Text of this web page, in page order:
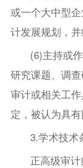
或一个大中型
计发展规划，并
(6)主持或
研究课题、调
审计或相关工
定，被认为具有
3.学术技术
正高级审